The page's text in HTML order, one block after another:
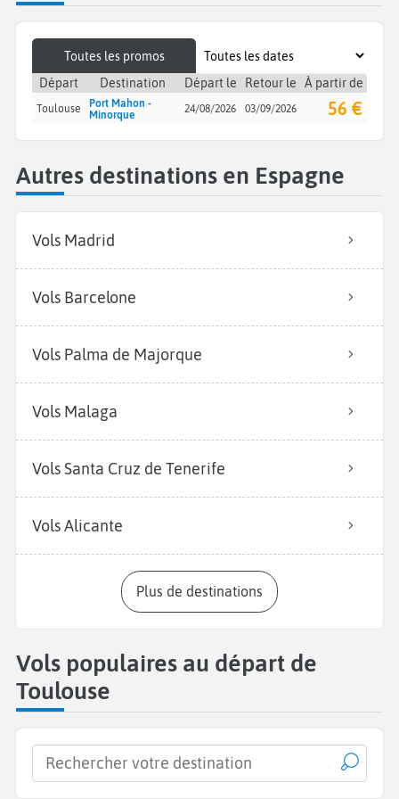
Toutes les promos
Départ
Destination Départ le Retour le À partir de
Toulouse
Port Mahon -
Minorque
24/08/2026 03/09/2026 56 €
Autres destinations en Espagne
Vols Madrid
Vols Barcelone
Vols Palma de Majorque
Vols Malaga
Vols Santa Cruz de Tenerife
Vols Alicante
Plus de destinations
Vols populaires au départ de
Toulouse